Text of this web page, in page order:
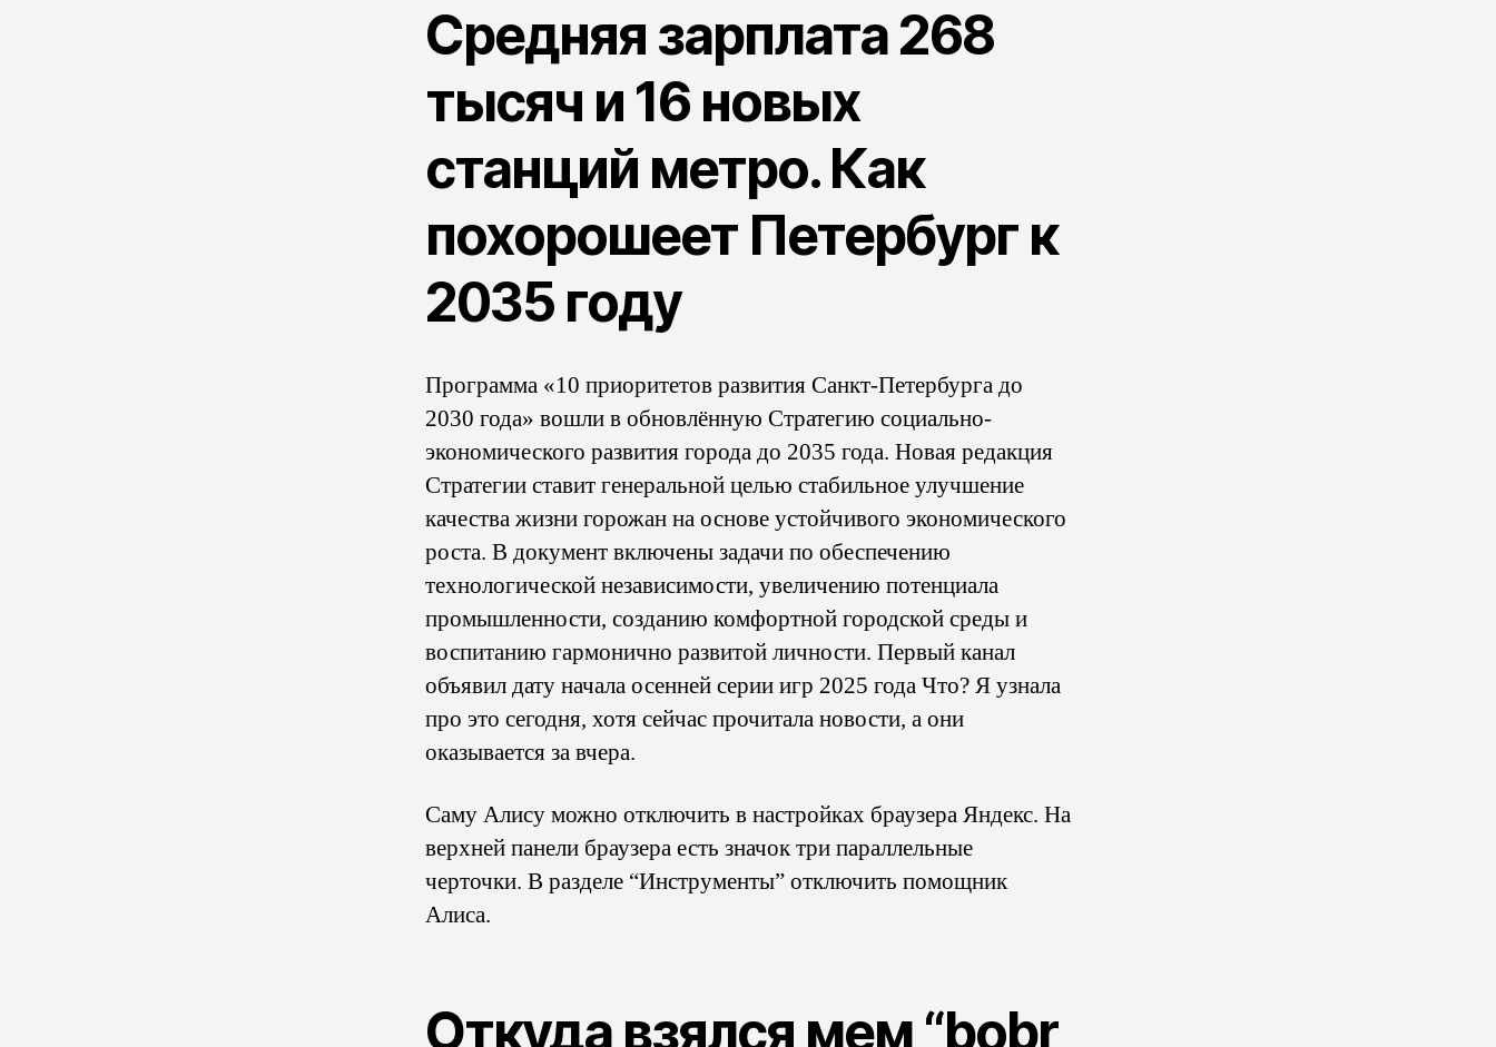
Средняя зарплата 268
тысяч и 16 новых
станций метро. Как
похорошеет Петербург к
2035 году
Программа «10 приоритетов развития Санкт-Петербурга до
2030 года» вошли в обновлённую Стратегию социально-
экономического развития города до 2035 года. Новая редакция
Стратегии ставит генеральной целью стабильное улучшение
качества жизни горожан на основе устойчивого экономического
роста. В документ включены задачи по обеспечению
технологической независимости, увеличению потенциала
промышленности, созданию комфортной городской среды и
воспитанию гармонично развитой личности. Первый канал
объявил дату начала осенней серии игр 2025 года Что? Я узнала
про это сегодня, хотя сейчас прочитала новости, а они
оказывается за вчера.
Саму Алису можно отключить в настройках браузера Яндекс. На
верхней панели браузера есть значок три параллельные
черточки. В разделе “Инструменты” отключить помощник
Алиса.
Откуда взялся мем “bobr